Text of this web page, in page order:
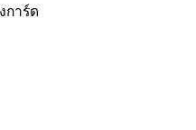
การ์ด